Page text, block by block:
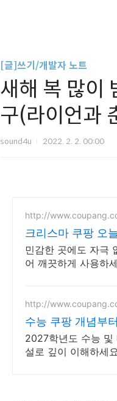
[글]쓰기/개발자 노트
새해 복 많이
구(라이언과
sound4u 2022. 2. 2. 00:00
http://
크리스마 쿠팡 오
민감한 곳에도 자극
어 깨끗하게 사용하
http://
수능 쿠팡 개념부
2027학년도 수능 및
설로 깊이 이해하세